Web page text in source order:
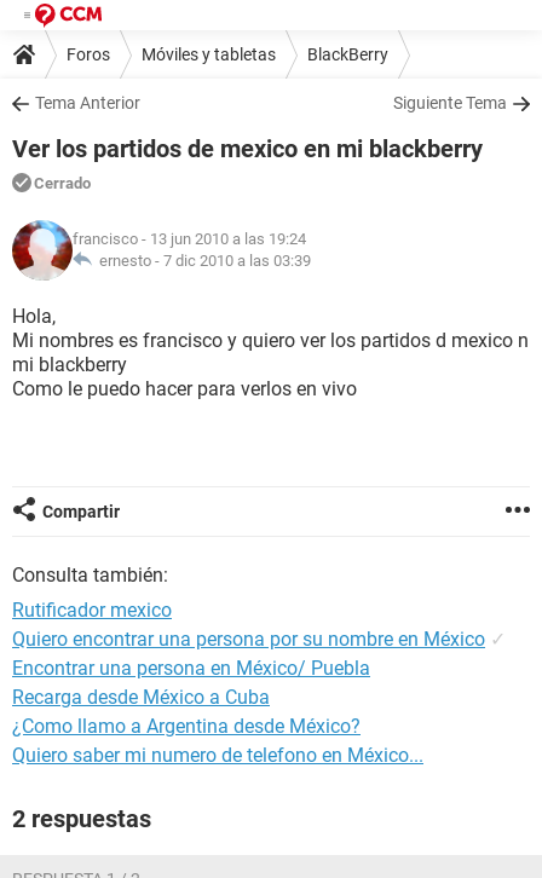
Foros Móviles y tabletas BlackBerry
Tema Anterior Siguiente Tema
Ver los partidos de mexico en mi blackberry
Cerrado
francisco - 13 jun 2010 a las 19:24
ernesto - 7 dic 2010 a las 03:39
Hola,
Mi nombres es francisco y quiero ver los partidos d mexico n
mi blackberry
Como le puedo hacer para verlos en vivo
Compartir
Consulta también:
Rutificador mexico
Quiero encontrar una persona por su nombre en México ✓
Encontrar una persona en México/ Puebla
Recarga desde México a Cuba
¿Como llamo a Argentina desde México?
Quiero saber mi numero de telefono en México...
2 respuestas